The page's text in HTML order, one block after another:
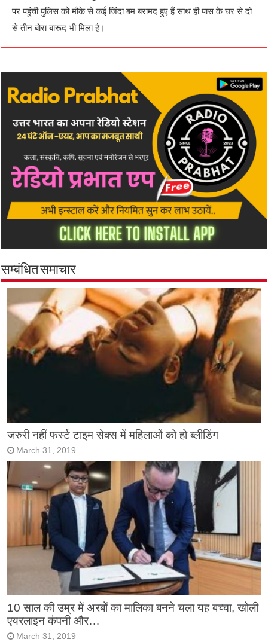
पर पहुंची पुलिस को मौके से कई जिंदा बम बरामद हुए हैं साथ ही पास के घर से दो
से तीन बोरा बारूद भी मिला है।
सम्बंधित समाचार
जरुरी नहीं फर्स्ट टाइम सेक्स में महिलाओं को हो ब्लीडिंग
March 31, 2019
10 साल की उम्र में अरबों का मालिका बनने चला यह बच्चा, खोली
एयरलाइन कंपनी और…
March 31, 2019